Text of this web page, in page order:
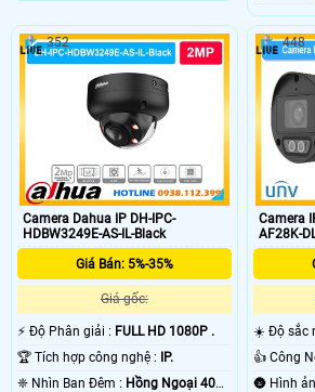
Camera Dahua IP DH-IPC-
HDBW3249E-AS-IL-Black
Giá Bán: 5%-35%
Giá gốc:
️⚡ Độ Phân giải : FULL HD 1080P .
🏆 Tích hợp công nghệ : IP.
❈ Nhìn Ban Đêm : Hồng Ngoại 40m
352
Camera
AF28K-
☀️ Độ sắc
448